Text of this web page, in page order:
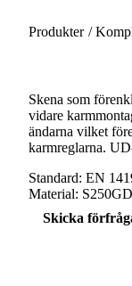
Produkter /
Skena som
vidare
ändarna vilket
karmreglarna.
Standard: EN
Material:
Skicka